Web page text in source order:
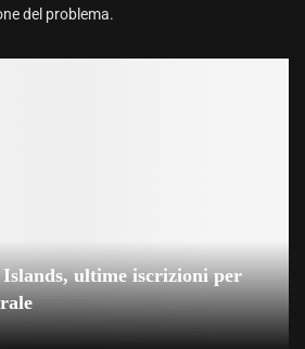
del problema.
Islands, ultime iscrizioni per